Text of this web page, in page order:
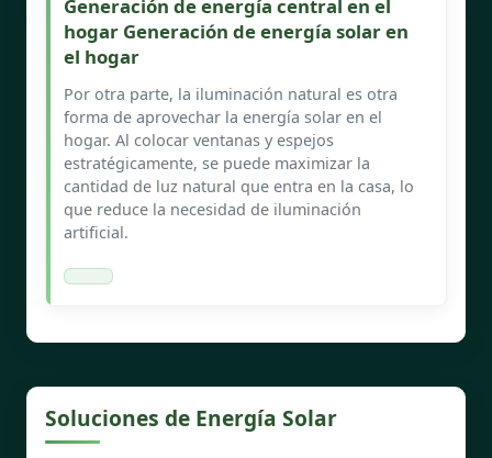
Generación de energía central en el
hogar Generación de energía solar en
el hogar
Por otra parte, la iluminación natural es otra
forma de aprovechar la energía solar en el
hogar. Al colocar ventanas y espejos
estratégicamente, se puede maximizar la
cantidad de luz natural que entra en la casa, lo
que reduce la necesidad de iluminación
artificial.
Soluciones de Energía Solar